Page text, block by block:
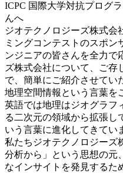
ICPC 国際大学対抗プログ
んへ
ジオテクノロジーズ株式会
ミングコンテストのスポ
ンジニアの皆さんを全力で
ズ株式会社について、ご存
で、簡単にご紹介させてい
地理空間情報という言葉を
英語では地理はジオグラフ
る二次元の領域から拡張し
いう言葉に進化してきてい
私たちジオテクノロジーズ
分析から」という思想の元
なインサイトを発見するた